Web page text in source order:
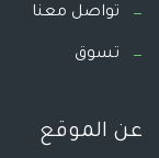
تواصل معنا
تسوق
عن الموقع